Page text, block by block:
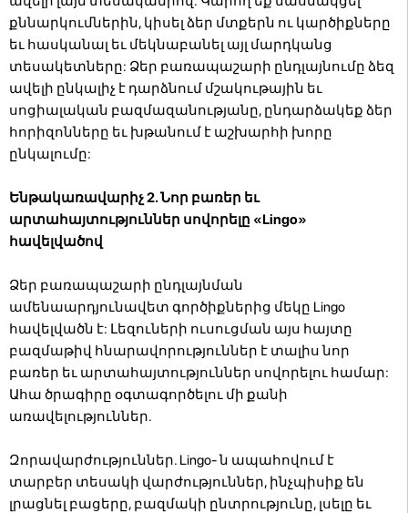
քննարկումներին, կիսել ձեր մտքերն ու կարծիքները
եւ հասկանալ եւ մեկնաբանել այլ մարդկանց
տեսակետները: Ձեր բառապաշարի ընդլայնումը ձեզ
ավելի ընկալիչ է դարձնում մշակութային եւ
սոցիալական բազմազանությանը, ընդարձակեք ձեր
հորիզոնները եւ խթանում է աշխարհի խորը
ընկալումը:
Ենթակառավարիչ 2. Նոր բառեր եւ
արտահայտություններ սովորելը «Lingo»
հավելվածով
Ձեր բառապաշարի ընդլայնման
ամենաարդյունավետ գործիքներից մեկը Lingo
հավելվածն է: Լեզուների ուսուցման այս հայտը
բազմաթիվ հնարավորություններ է տալիս նոր
բառեր եւ արտահայտություններ սովորելու համար:
Ահա ծրագիրը օգտագործելու մի քանի
առավելություններ.
Զորավարժություններ. Lingo- ն ապահովում է
տարբեր տեսակի վարժություններ, ինչպիսիք են
լրացնել բացերը, բազմակի ընտրությունը, լսելը եւ